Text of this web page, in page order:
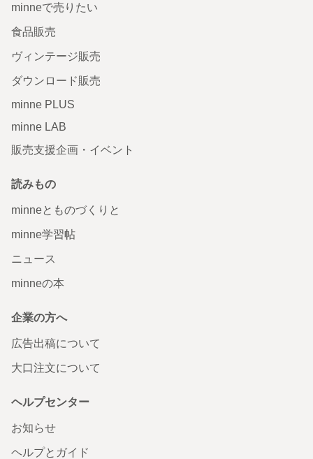
minneで売りたい
食品販売
ヴィンテージ販売
ダウンロード販売
minne PLUS
minne LAB
販売支援企画・イベント
読みもの
minneとものづくりと
minne学習帖
ニュース
minneの本
企業の方へ
広告出稿について
大口注文について
ヘルプセンター
お知らせ
ヘルプとガイド